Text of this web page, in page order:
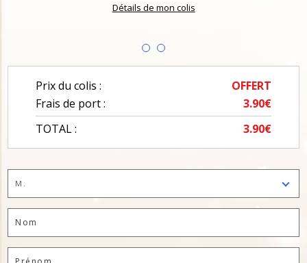
Détails de mon colis
Prix du colis :
OFFERT
Frais de port :
3.90€
TOTAL :
3.90€
M.